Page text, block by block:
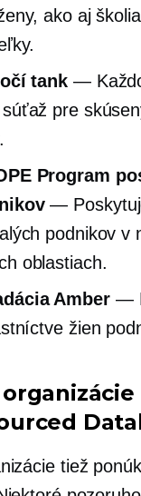
ako aj
tank —
pre
Program
—
podnikov v
oblastiach.
Amber—
žien
tiež